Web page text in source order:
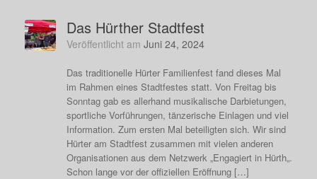
Das Hürther Stadtfest
Veröffentlicht am Juni 24, 2024
Das traditionelle Hürter Familienfest fand dieses Mal
im Rahmen eines Stadtfestes statt. Von Freitag bis
Sonntag gab es allerhand musikalische Darbietungen,
sportliche Vorführungen, tänzerische Einlagen und viel
Information. Zum ersten Mal beteiligten sich. Wir sind
Hürter am Stadtfest zusammen mit vielen anderen
Organisationen aus dem Netzwerk „Engagiert in Hürth„.
Schon lange vor der offiziellen Eröffnung […]